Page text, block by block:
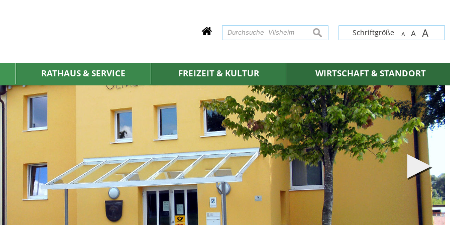
Schriftgröße A A A
suchen
RATHAUS & SERVICE FREIZEIT & KULTUR WIRTSCHAFT & STANDORT